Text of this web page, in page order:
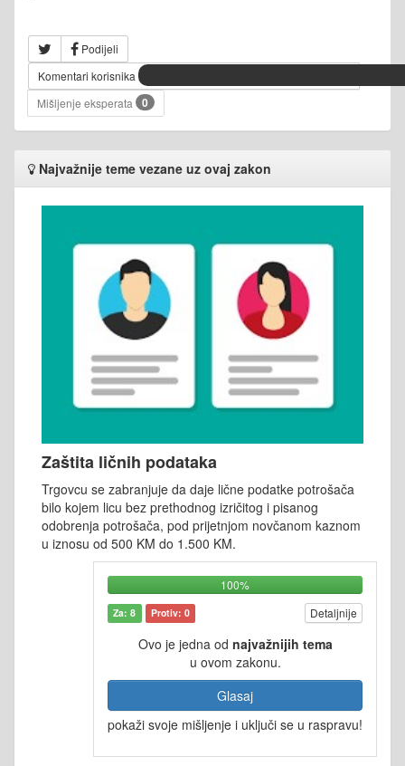
Podijeli
Komentari korisnika
Mišljenje eksperata
0
Najvažnije teme vezane uz ovaj zakon
Zaštita ličnih podataka
Trgovcu se zabranjuje da daje lične podatke potrošača
bilo kojem licu bez prethodnog izričitog i pisanog
odobrenja potrošača, pod prijetnjom novčanom kaznom
u iznosu od 500 KM do 1.500 KM.
100%
Za: 8 Protiv: 0 Detaljnije
Ovo je jedna od najvažnijih tema
u ovom zakonu.
Glasaj
pokaži svoje mišljenje i uključi se u raspravu!